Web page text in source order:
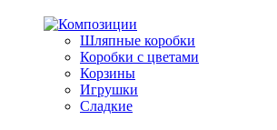
Шляпные коробки
Коробки с цветами
Корзины
Игрушки
Сладкие